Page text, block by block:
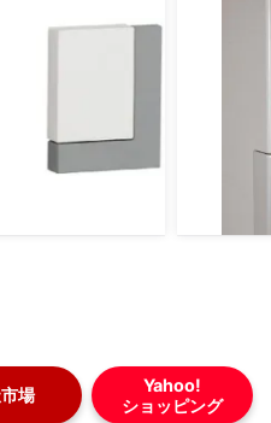
場
Yahoo!
ショッピング